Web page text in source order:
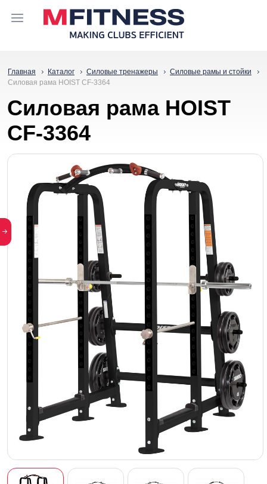
Главная Каталог Силовые тренажеры
Силовые рамы и стойки
Силовая рама HOIST CF-3364
Силовая рама HOIST
CF-3364